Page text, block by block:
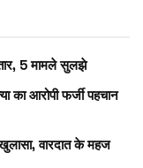
5 मामले सुलझे
का आरोपी फर्जी पहचान
वारदात के महज